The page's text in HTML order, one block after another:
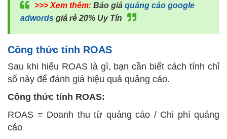
>>> Xem thêm: Báo giá quảng cáo google
adwords giá rẻ 20% Uy Tín
Công thức tính ROAS
Sau khi hiểu ROAS là gì, bạn cần biết cách tính chỉ
số này để đánh giá hiệu quả quảng cáo.
Công thức tính ROAS:
ROAS = Doanh thu từ quảng cáo / Chi phí quảng
cáo